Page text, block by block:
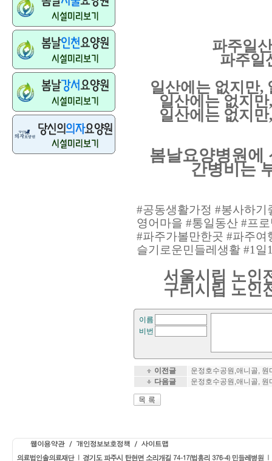
파주일
파주일
일산에는 없지만,
일산에는 없지만
일산에는 없지만
봄날요양병원에
간병비는
#공동생활가정 #봉사하기
영어마을 #통일동산 #프
#파주가볼만한곳 #파주여
슬기로운민들레생활 #1 일
서울시립 노인
구리시립 노인
이름
비번
이전글
운정호수공원,애니골,
다음글
운정호수공원,애니골,